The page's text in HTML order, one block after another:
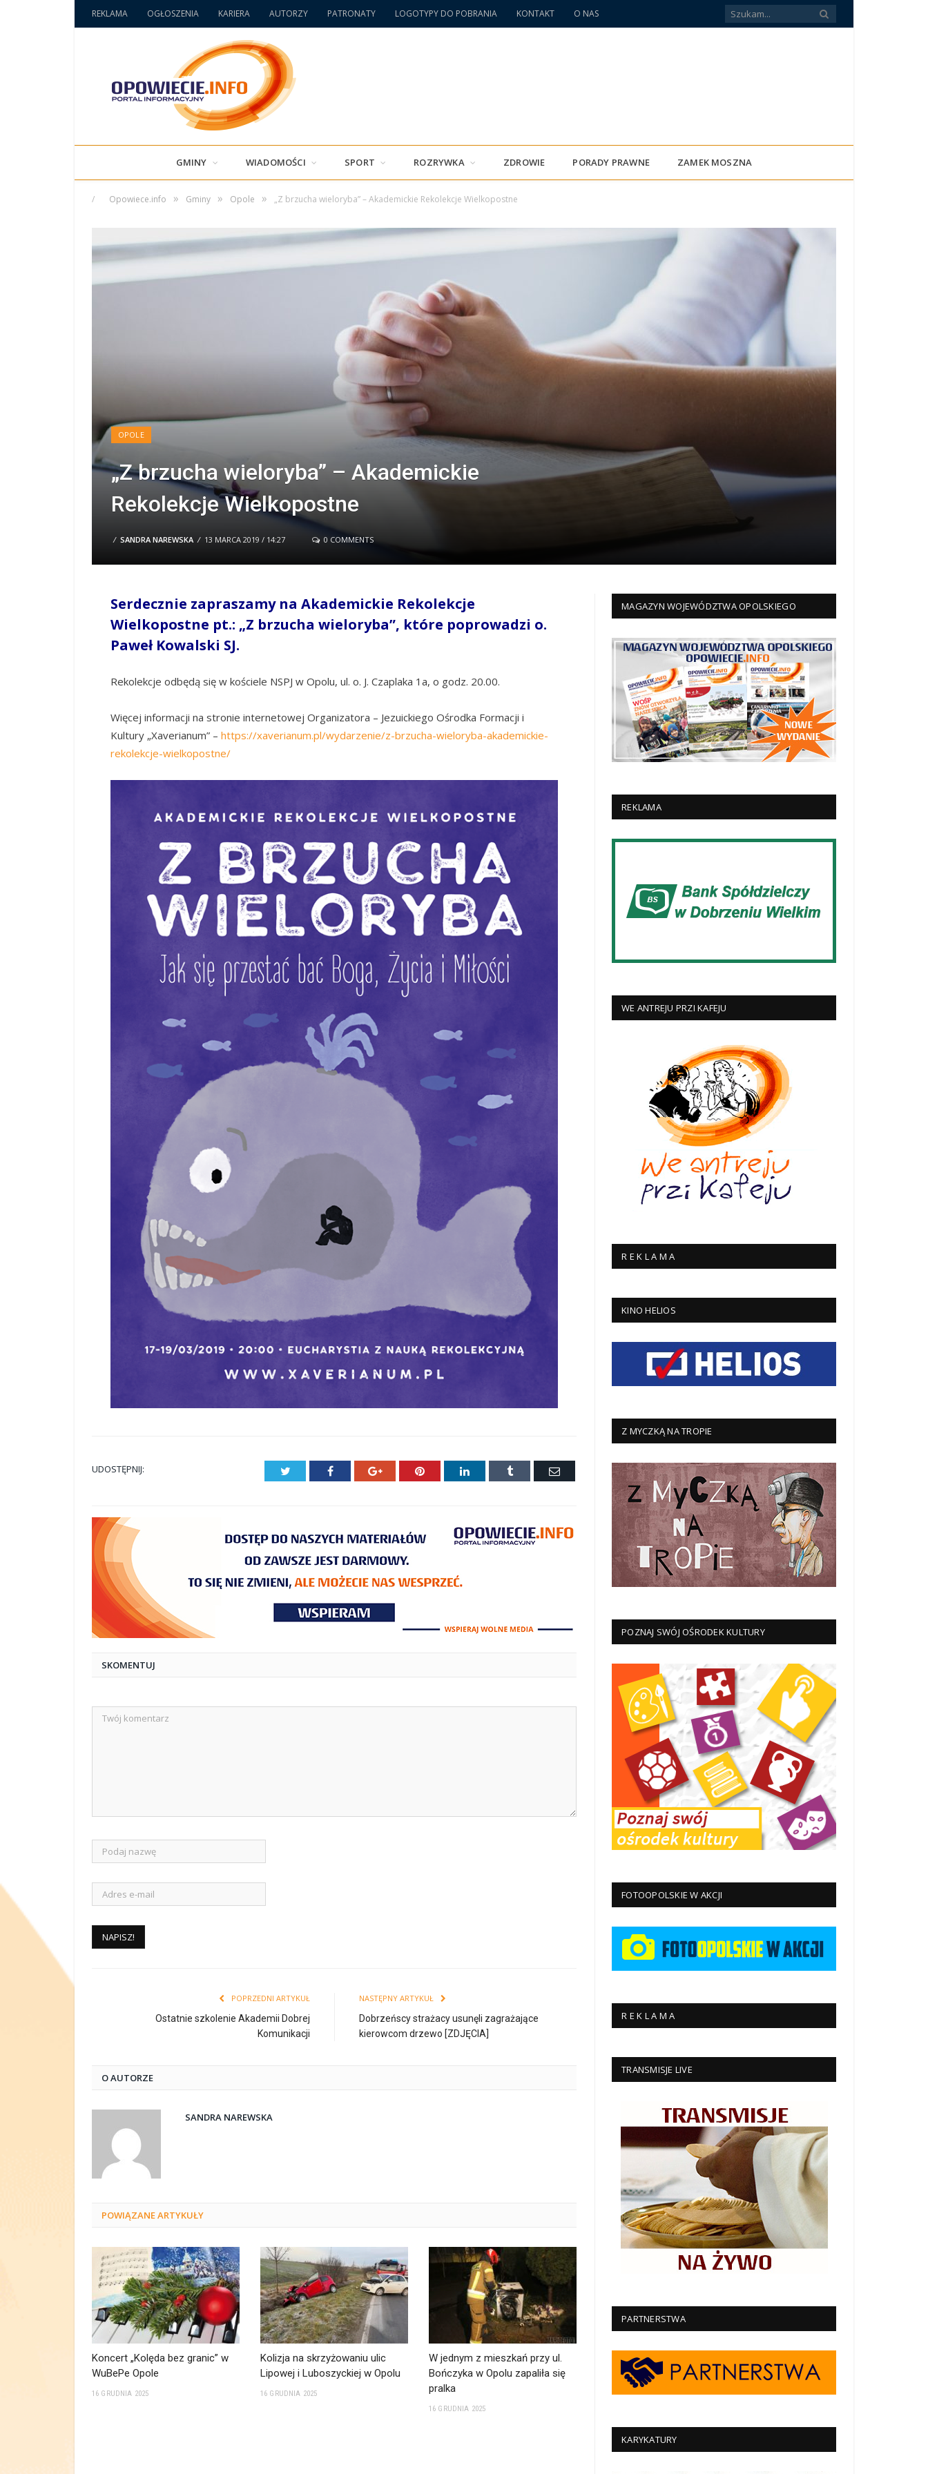
REKLAMA OGŁOSZENIA KARIERA AUTORZY PATRONATY LOGOTYPY DO POBRANIA KONTAKT O NAS
GMINY WIADOMOŚCI SPORT ROZRYWKA ZDROWIE PORADY PRAWNE ZAMEK MOSZNA
/ Opowiece.info » Gminy » Opole » „Z brzucha wieloryba” – Akademickie Rekolekcje Wielkopostne
OPOLE
„Z brzucha wieloryba” – Akademickie
Rekolekcje Wielkopostne
/ SANDRA NAREWSKA / 13 MARCA 2019 / 14:27 0 COMMENTS
Serdecznie zapraszamy na Akademickie Rekolekcje
Wielkopostne pt.: „Z brzucha wieloryba”, które poprowadzi o.
Paweł Kowalski SJ.
Rekolekcje odbędą się w kościele NSPJ w Opolu, ul. o. J. Czaplaka 1a, o godz. 20.00.
Więcej informacji na stronie internetowej Organizatora – Jezuickiego Ośrodka Formacji i
Kultury „Xaverianum” –https://xaverianum.pl/wydarzenie/z-brzucha-wieloryba-akademickie-
rekolekcje-wielkopostne/
UDOSTĘPNIJ: Twitter Facebook Google+ Pinterest LinkedIn Tumblr
E-
SKOMENTUJ
POPRZEDNI ARTYKUŁ
Ostatnie szkolenie Akademii Dobrej
Komunikacji
NASTĘPNY ARTYKUŁ
Dobrzeńscy strażacy usunęli zagrażające
kierowcom drzewo [ZDJĘCIA]
O AUTORZE
SANDRA NAREWSKA
POWIĄZANEARTYKUŁY
Koncert „Kolęda bez granic” w
WuBePe Opole
16 GRUDNIA 2025
Kolizja na skrzyżowaniu ulic
Lipowej i Luboszyckiej w Opolu
16 GRUDNIA 2025
W jednym z mieszkań przy ul.
Bończyka w Opolu zapaliła się
pralka
16 GRUDNIA 2025
MAGAZYN WOJEWÓDZTWA OPOLSKIEGO
REKLAMA
WE ANTREJU PRZI KAFEJU
R E K L A M A
KINO HELIOS
Z MYCZKĄ NA TROPIE
POZNAJ SWÓJ OŚRODEK KULTURY
FOTOOPOLSKIE W AKCJI
R E K L A M A
TRANSMISJE LIVE
PARTNERSTWA
KARYKATURY